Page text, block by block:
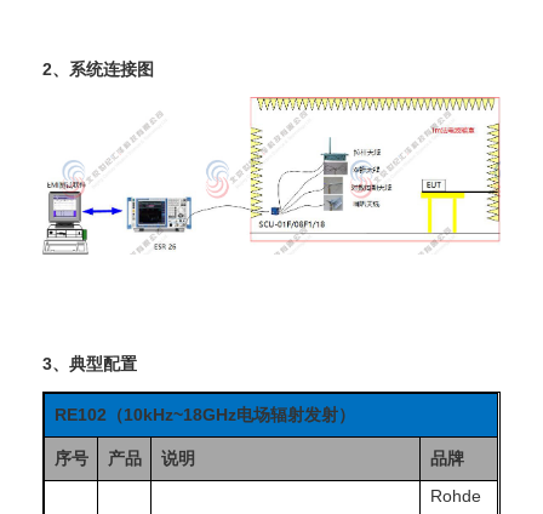
2、系统连接图
3、典型配置
RE102 （10kHz~18GHz电场辐射发射）
序号 产品 说明 品牌
Rohde